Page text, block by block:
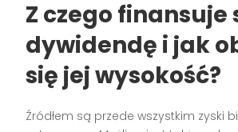
Z czego finansuje
dywidendę i jak
się jej wysokość?
Źródłem są przede wszystkim zyski